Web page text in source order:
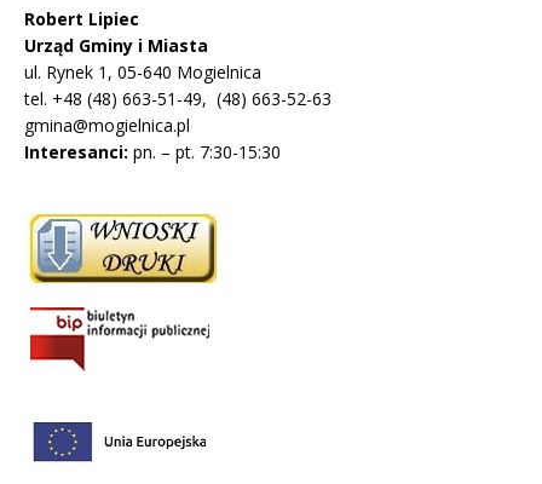
Robert Lipiec
Urząd Gminy i Miasta
ul. Rynek 1, 05-640 Mogielnica
tel. +48 (48) 663-51-49, (48) 663-52-63
gmina@mogielnica.pl
Interesanci: pn. – pt. 7:30-15:30